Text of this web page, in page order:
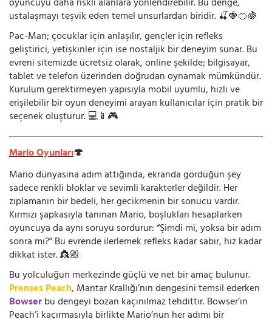
ustalaşmayı teşvik eden temel unsurlardan biridir. 🍒🍓🍊🍇
Pac-Man; çocuklar için anlaşılır, gençler için refleks
geliştirici, yetişkinler için ise nostaljik bir deneyim sunar. Bu
evreni sitemizde ücretsiz olarak, online şekilde; bilgisayar,
tablet ve telefon üzerinden doğrudan oynamak mümkündür.
Kurulum gerektirmeyen yapısıyla mobil uyumlu, hızlı ve
erişilebilir bir oyun deneyimi arayan kullanıcılar için pratik bir
seçenek oluşturur. 💻📱🎮
Mario Oyunları🍄
Mario dünyasına adım attığında, ekranda gördüğün şey
sadece renkli bloklar ve sevimli karakterler değildir. Her
zıplamanın bir bedeli, her gecikmenin bir sonucu vardır.
Kırmızı şapkasıyla tanınan Mario, boşlukları hesaplarken
oyuncuya da aynı soruyu sordurur: “Şimdi mi, yoksa bir adım
sonra mı?” Bu evrende ilerlemek refleks kadar sabır, hız kadar
dikkat ister. 👸🏼
Bu yolculuğun merkezinde güçlü ve net bir amaç bulunur.
Prenses Peach, Mantar Krallığı’nın dengesini temsil ederken
Bowserbu dengeyi bozan kaçınılmaz tehdittir. Bowser’ın